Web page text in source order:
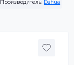
Производитель: